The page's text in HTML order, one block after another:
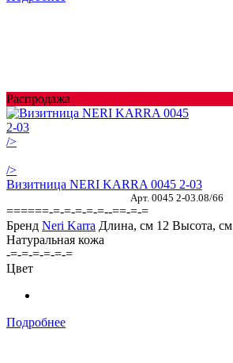
Распродажа
/>
/>
Визитница NERI KARRA 0045 2-03
Арт. 0045 2-03.08/66
======-=-=-=-=-=--==-=-=
Бренд Neri Karra Длина, см 12 Высота, см
Натуральная кожа
-=-=-=-=-=-=
Цвет
Подробнее